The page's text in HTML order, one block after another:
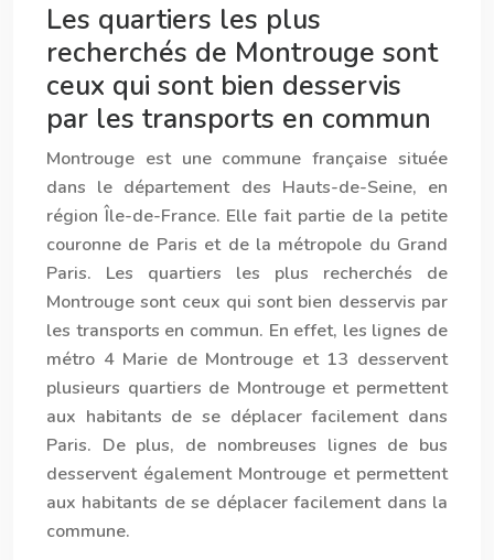
Les quartiers les plus
recherchés de Montrouge sont
ceux qui sont bien desservis
par les transports en commun
Montrouge est une commune française située
dans le département des Hauts-de-Seine, en
région Île-de-France. Elle fait partie de la petite
couronne de Paris et de la métropole du Grand
Paris. Les quartiers les plus recherchés de
Montrouge sont ceux qui sont bien desservis par
les transports en commun. En effet, les lignes de
métro 4 Marie de Montrouge et 13 desservent
plusieurs quartiers de Montrouge et permettent
aux habitants de se déplacer facilement dans
Paris. De plus, de nombreuses lignes de bus
desservent également Montrouge et permettent
aux habitants de se déplacer facilement dans la
commune.